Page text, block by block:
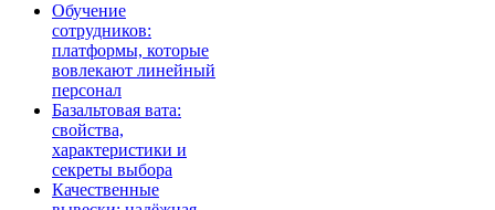
Обучение
сотрудников:
платформы, которые
вовлекают линейный
персонал
Базальтовая вата:
свойства,
характеристики и
секреты выбора
Качественные